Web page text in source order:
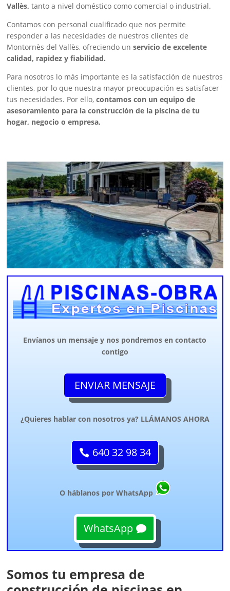
Vallès, tanto a nivel doméstico como comercial o industrial.
Contamos con personal cualificado que nos permite
responder a las necesidades de nuestros clientes de
Montornès del Vallès, ofreciendo unservicio de excelente
calidad, rapidez y fiabilidad.
Para nosotros lo más importante es la satisfacción de nuestros
clientes, por lo que nuestra mayor preocupación es satisfacer
tus necesidades. Por ello,contamos con un equipo de
asesoramiento para la construcción de la piscina de tu
hogar, negocio o empresa.
Envíanos un mensaje y nos pondremos en contacto
contigo
ENVIAR MENSAJE
¿Quieres hablar con nosotros ya? LLÁMANOS AHORA
640 32 98 34
O háblanos por WhatsApp
WhatsApp
Somos tu empresa de